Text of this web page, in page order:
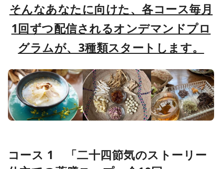
そんなあなたに向けた、各コース毎月
1回ずつ配信されるオンデマンドプロ
グラムが、3種類スタートします。
コース 1 「二十四節気のストーリー